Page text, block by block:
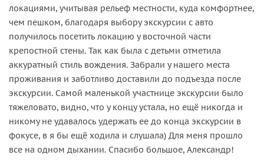
локациями, учитывая рельеф местности, куда комфортнее,
чем пешком, благодаря выбору экскурсии с авто
получилось посетить локацию у восточной части
крепостной стены. Так как была с детьми отметила
аккуратный стиль вождения. Забрали у нашего места
проживания и заботливо доставили до подъезда после
экскурсии. Самой маленькой участнице экскурсии было
тяжеловато, видно, что у концу устала, но ещё никогда и
никому не удавалось удержать ее до конца экскурсии в
фокусе, в я бы ещё ходила и слушала) Для меня прошло
все на одном дыхании. Спасибо большое, Александр!